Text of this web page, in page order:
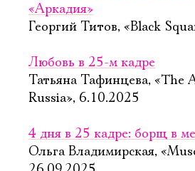
«Аркадия»
Георгий Титов, «Black
Любовь в 25-м кадре
Татьяна Тафинцева, «The
Russia», 6.10.2025
4 дня в 25 кадре: борщ в
Ольга Владимирская,